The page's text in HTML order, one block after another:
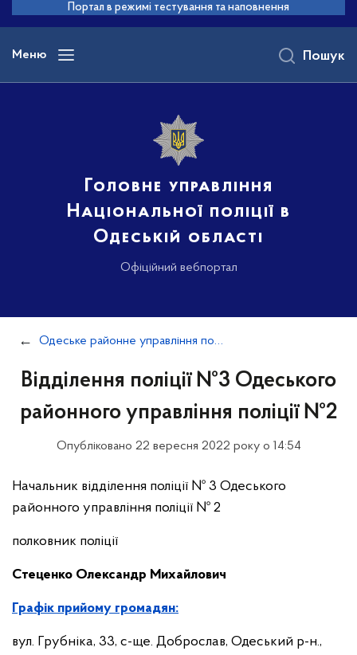
основного
вмісту
Портал в режимі тестування та наповнення
Меню
Головне управління
Національної поліції в
Одеській області
Офіційний вебпортал
Пошук
Одеське районне управління поліції №2
Відділення поліції №3 Одеського
районного управління поліції №2
Опубліковано 22 вересня 2022 року о 14:54
Начальник відділення поліції № 3 Одеського
районного управління поліції № 2
полковник поліції
Стеценко Олександр Михайлович
Графік прийому громадян:
вул. Грубніка, 33, с-ще. Доброслав, Одеський р-н.,